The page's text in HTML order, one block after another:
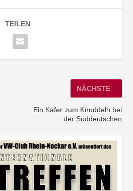
TEILEN
NÄCHSTE
Ein Käfer zum Knuddeln bei
der Süddeutschen